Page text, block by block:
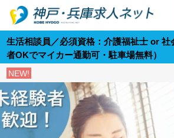
生活相談員／必須資格：介護福祉士 or 社
者OKでマイカー通勤可・駐車場無料）
NEW!